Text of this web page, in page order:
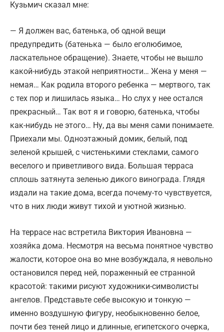
Кузьмич сказал мне:
— Я должен вас, батенька, об одной вещи
предупредить (батенька — было еголюбимое,
ласкательное обращение). Знаете, чтобы не вышло
какой-нибудь этакой неприятности… Жена у меня —
немая… Как родила второго ребенка — мертвого, так
с тех пор и лишилась языка… Но слух у нее остался
прекрасный… Так вот я и говорю, батенька, чтобы
как-нибудь не этого… Ну, да вы меня сами понимаете.
Приехали мы. Одноэтажный домик, белый, под
зеленой крышей, с чистенькими стеклами, самого
веселого и приветливого вида. Большая терраса
сплошь затянута зеленью дикого винограда. Глядя
издали на такие дома, всегда почему-то чувствуется,
что в них люди живут тихой и уютной жизнью.
На террасе нас встретила Виктория Ивановна —
хозяйка дома. Несмотря на весьма понятное чувство
жалости, которое она во мне возбуждала, я невольно
остановился перед ней, пораженный ее странной
красотой: такими рисуют художники-символисты
ангелов. Представьте себе высокую и тонкую —
именно воздушную фигуру, необыкновенно белое,
почти без теней лицо и длинные, египетского очерка,